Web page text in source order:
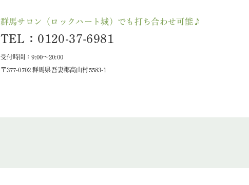
群馬サロン（ロックハート城）でも打ち合わせ可能♪
TEL：0120-37-6981
受付時間：9:00～20:00
〒377-0702 群馬県吾妻郡高山村5583-1